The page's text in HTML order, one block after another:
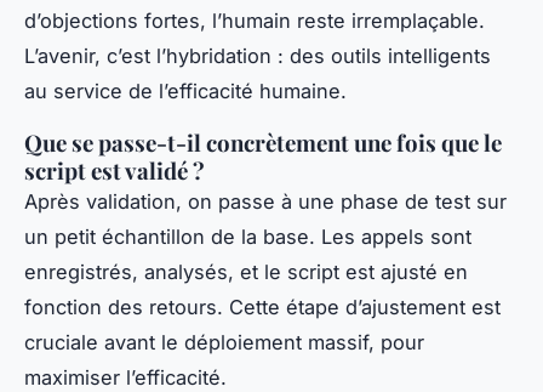
d’objections fortes, l’humain reste irremplaçable.
L’avenir, c’est l’hybridation : des outils intelligents
au service de l’efficacité humaine.
Que se passe-t-il concrètement une fois que le
script est validé ?
Après validation, on passe à une phase de test sur
un petit échantillon de la base. Les appels sont
enregistrés, analysés, et le script est ajusté en
fonction des retours. Cette étape d’ajustement est
cruciale avant le déploiement massif, pour
maximiser l’efficacité.